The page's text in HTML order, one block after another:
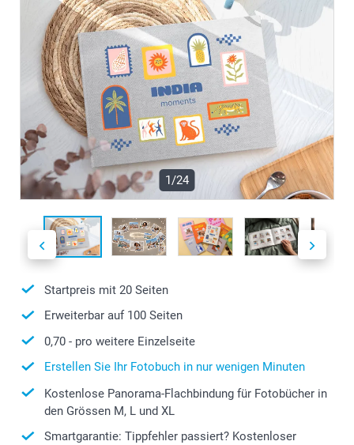
1/24
Startpreis mit 20 Seiten
Erweiterbar auf 100 Seiten
0,70 - pro weitere Einzelseite
Erstellen Sie Ihr Fotobuch in nur wenigen Minuten
Kostenlose Panorama-Flachbindung für Fotobücher in
den Grössen M, L und XL
Smartgarantie: Tippfehler passiert? Kostenloser